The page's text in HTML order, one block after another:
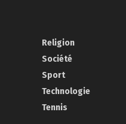
Religion
Société
Sport
Technologie
Tennis